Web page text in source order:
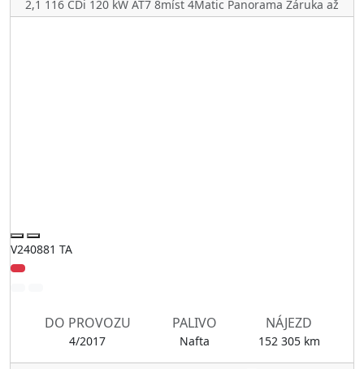
2,1 116 CDi 120 kW AT7 8míst 4Matic Panorama Záruka až
V240881 TA
DO PROVOZU
4/2017
PALIVO
Nafta
NÁJEZD
152 305 km